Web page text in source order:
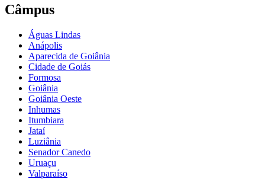
Câmpus
Águas Lindas
Anápolis
Aparecida de Goiânia
Cidade de Goiás
Formosa
Goiânia
Goiânia Oeste
Inhumas
Itumbiara
Jataí
Luziânia
Senador Canedo
Uruaçu
Valparaíso